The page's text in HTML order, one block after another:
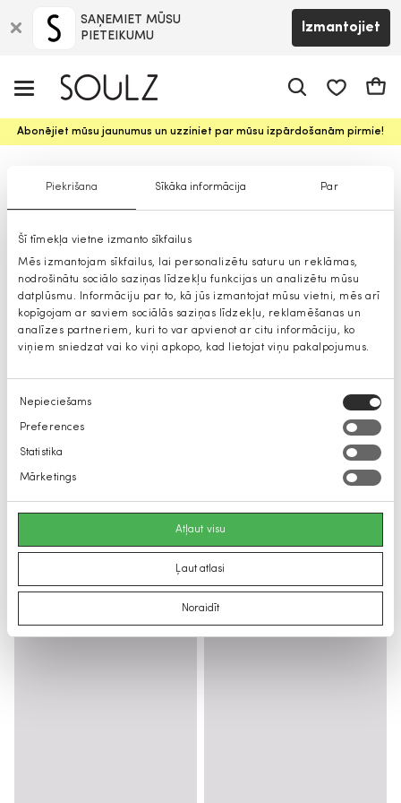
Piekrišana Sīkāka informācija Par
Šī tīmekļa vietne izmanto sīkfailus
Mēs izmantojam sīkfailus, lai personalizētu saturu un reklāmas,
nodrošinātu sociālo saziņas līdzekļu funkcijas un analizētu mūsu
datplūsmu. Informāciju par to, kā jūs izmantojat mūsu vietni, mēs arī
kopīgojam ar saviem sociālās saziņas līdzekļu, reklamēšanas un
analīzes partneriem, kuri to var apvienot ar citu informāciju, ko
viņiem sniedzat vai ko viņi apkopo, kad lietojat viņu pakalpojumus.
Piekrišanas
izvēle
Nepieciešams
Preferences
Statistika
Mārketings
Atļaut visu
Ļaut atlasi
Noraidīt
SAŅEMIET MŪSU
PIETEIKUMU
Izmantojiet
Abonējiet mūsu jaunumus un uzziniet par mūsu izpārdošanām pirmie!
Pierre Cardin jakas